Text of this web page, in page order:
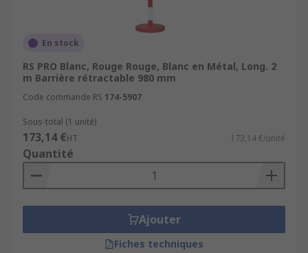
En stock
RS PRO Blanc, Rouge Rouge, Blanc en Métal, Long. 2
m Barrière rétractable 980 mm
Code commande RS 174-5907
Sous-total (1 unité)
173,14 €HT 173,14 €/unité
Quantité
Ajouter
Fiches techniques